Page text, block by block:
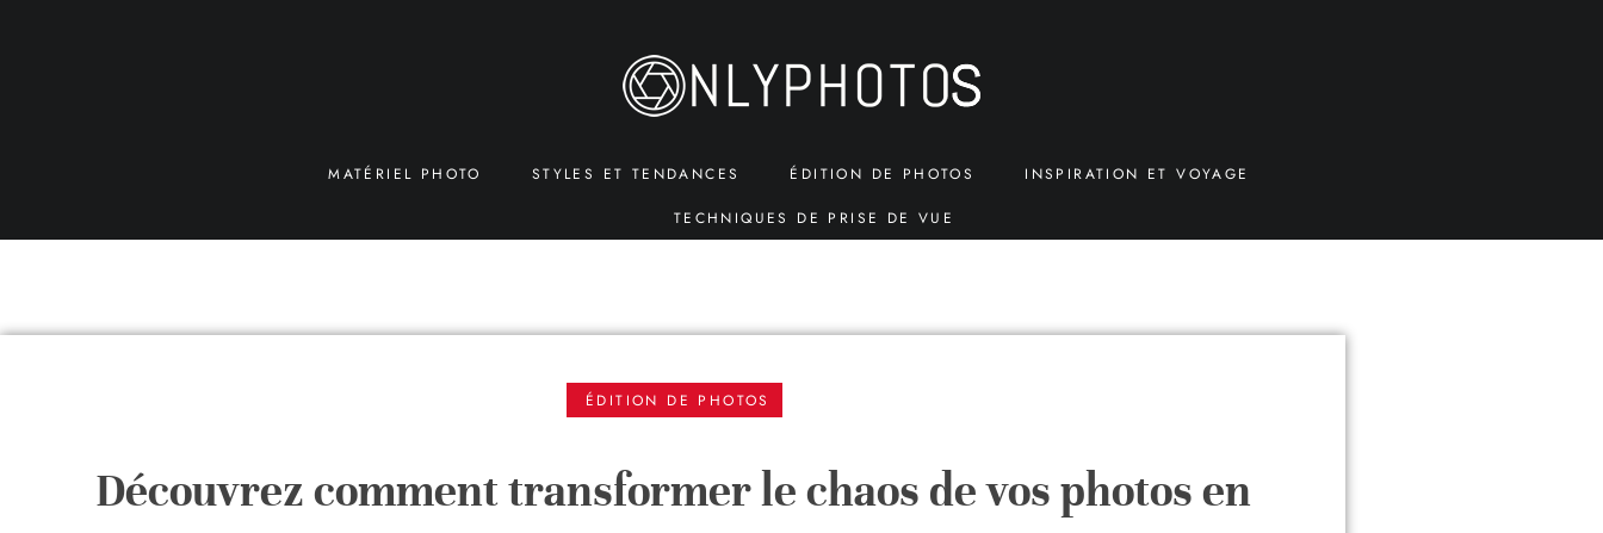
MATÉRIEL PHOTO STYLES ET TENDANCES ÉDITION DE PHOTOS INSPIRATION ET VOYAGE
TECHNIQUES DE PRISE DE VUE
ÉDITION DE PHOTOS
Découvrez comment transformer le chaos de vos photos en